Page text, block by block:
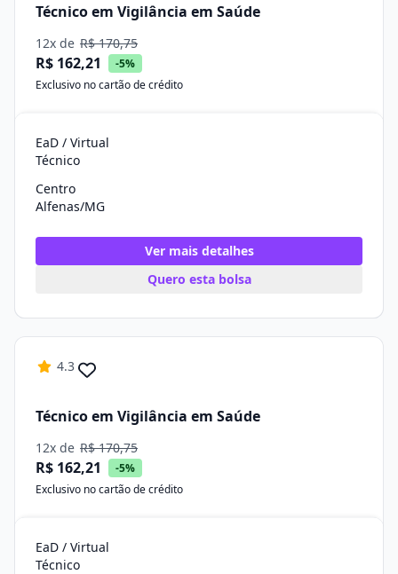
Técnico em Vigilância em Saúde
12x de R$ 170,75
R$ 162,21
-5%
Exclusivo no cartão de crédito
EaD / Virtual
Técnico
Centro
Alfenas/MG
Ver mais detalhes
Quero esta bolsa
4.3
Técnico em Vigilância em Saúde
12x de R$ 170,75
R$ 162,21
-5%
Exclusivo no cartão de crédito
EaD / Virtual
Técnico